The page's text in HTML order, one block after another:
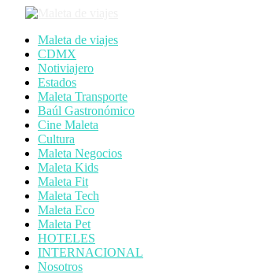
Maleta de viajes
CDMX
Notiviajero
Estados
Maleta Transporte
Baúl Gastronómico
Cine Maleta
Cultura
Maleta Negocios
Maleta Kids
Maleta Fit
Maleta Tech
Maleta Eco
Maleta Pet
HOTELES
INTERNACIONAL
Nosotros